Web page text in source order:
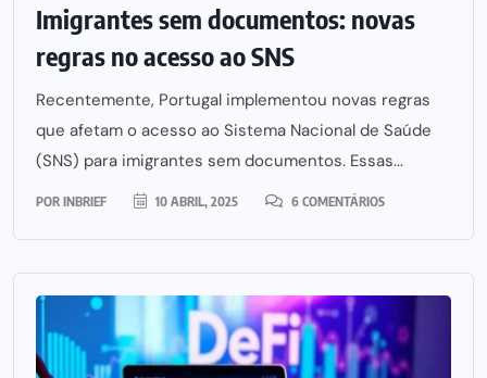
Imigrantes sem documentos: novas
regras no acesso ao SNS
Recentemente, Portugal implementou novas regras
que afetam o acesso ao Sistema Nacional de Saúde
(SNS) para imigrantes sem documentos. Essas...
POR INBRIEF 10 ABRIL, 2025 6 COMENTÁRIOS